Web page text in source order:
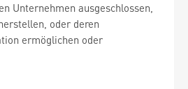
Unternehmen ausgeschlossen,
oder deren
ermöglichen oder